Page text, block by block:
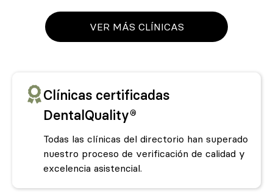
VER MÁS CLÍNICAS
Clínicas certificadas
DentalQuality®
Todas las clínicas del directorio han superado
nuestro proceso de verificación de calidad y
excelencia asistencial.